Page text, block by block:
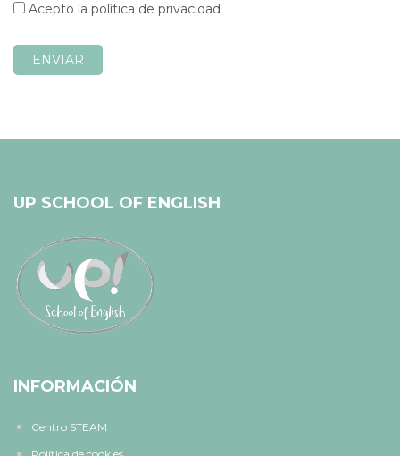
Acepto la política de privacidad
UP SCHOOL OF ENGLISH
INFORMACIÓN
Centro STEAM